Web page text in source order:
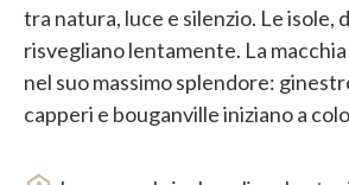
tra natura, luce e silenzio. Le isole,
risvegliano lentamente. La
nel suo massimo splendore:
capperi e bouganville iniziano a